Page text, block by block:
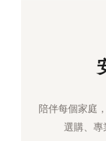
陪伴每個家庭
選購、專